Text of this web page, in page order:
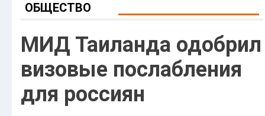
ОБЩЕСТВО
МИД Таиланда одобрил
визовые послабления
для россиян